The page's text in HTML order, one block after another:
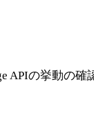
APIの挙動の